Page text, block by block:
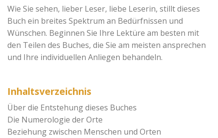
Wie Sie sehen, lieber Leser, liebe Leserin, stillt dieses
Buch ein breites Spektrum an Bedürfnissen und
Wünschen. Beginnen Sie Ihre Lektüre am besten mit
den Teilen des Buches, die Sie am meisten ansprechen
und Ihre individuellen Anliegen behandeln.
Inhaltsverzeichnis
Über die Entstehung dieses Buches
Die Numerologie der Orte
Beziehung zwischen Menschen und Orten